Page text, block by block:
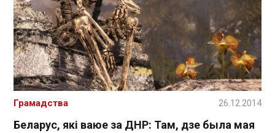
Беларус, які ваюе за ДНР: Там, дзе была мая
Грамадства 26.12.2014